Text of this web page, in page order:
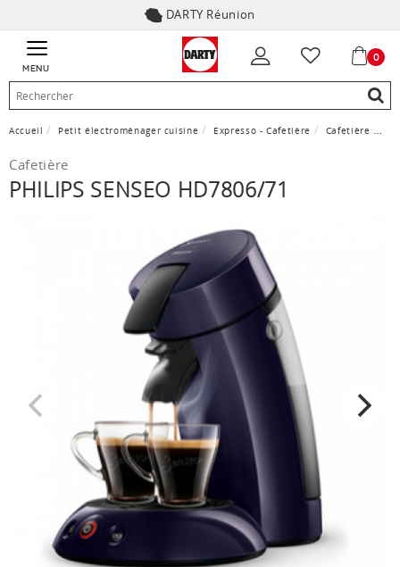
DARTY Réunion
MENU
0
Accueil Petit électroménager cuisine Expresso - Cafetière Cafetière
Cafetière
PHILIPS SENSEO HD7806/71